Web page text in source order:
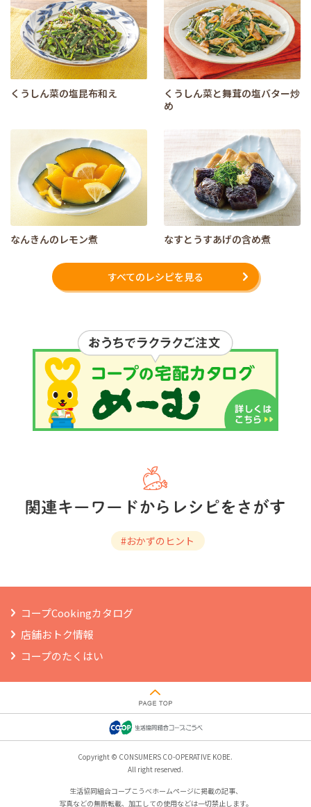
くうしん菜の塩昆布和え
くうしん菜と舞茸の塩バター炒
め
なんきんのレモン煮 なすとうすあげの含め煮
すべてのレシピを見る
#おかずのヒント
コープCookingカタログ
店舗おトク情報
コープのたくはい
Copyright © CONSUMERS CO-OPERATIVE KOBE.
All right reserved.
生活協同組合コープこうべホームページに掲載の記事、
写真などの無断転載、加工しての使用などは一切禁止します。